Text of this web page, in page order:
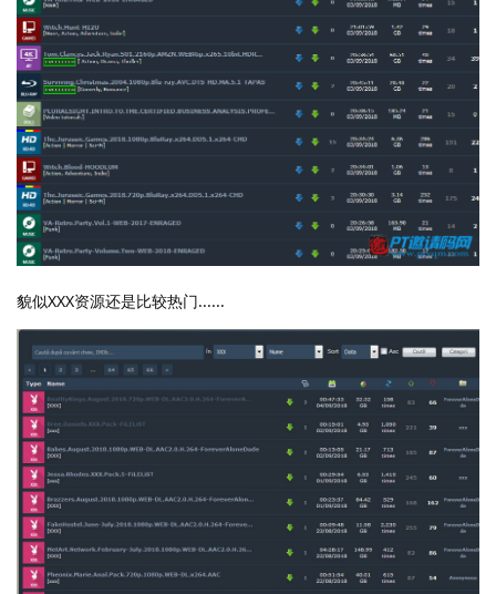
貌似XXX资源还是比较热门......